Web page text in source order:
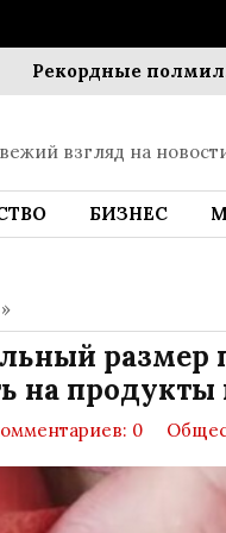
взгляд на
БИЗНЕС
»
на
0